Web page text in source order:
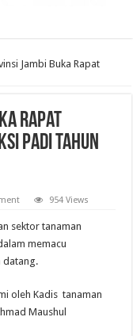
Jambi Buka Rapat
Rapat
Padi tahun
954 Views
sektor tanaman
memacu
datang.
oleh Kadis tanaman
Maushul